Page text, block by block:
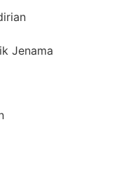
Jenama